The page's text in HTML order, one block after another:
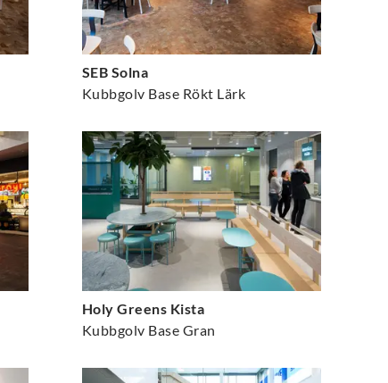
SEB Solna
Kubbgolv Base Rökt Lärk
Holy Greens Kista
Kubbgolv Base Gran